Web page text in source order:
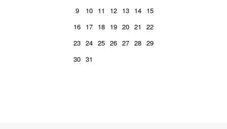
9
10 11 12 13 14 15
16 17 18 19 20 21
22
23 24 25 26 27 28 29
30 31